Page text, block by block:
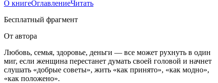
О книгеОглавлениеЧитать
Бесплатный фрагмент
От автора
Любовь, семья, здоровье, деньги — все может рухнуть в один
миг, если женщина перестанет думать своей головой и начнет
слушать «добрые советы», жить «как принято», «как модно»,
«как положено».